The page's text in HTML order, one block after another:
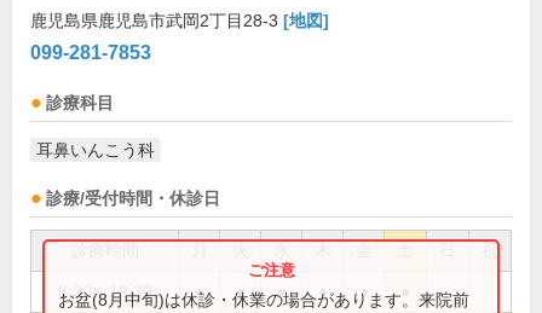
鹿児島県鹿児島市武岡2丁目28-3 [地図]
099-281-7853
診療科目
耳鼻いんこう科
診療/受付時間・休診日
祝
8:30～12:30 ● ● ● ● ●
お盆(8月中旬)は休診・休業の場合があります。来院前